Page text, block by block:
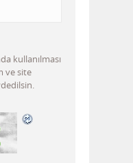
kullanılması
ve site